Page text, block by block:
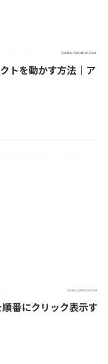
トを動かす方法｜ア
番にクリック表示す